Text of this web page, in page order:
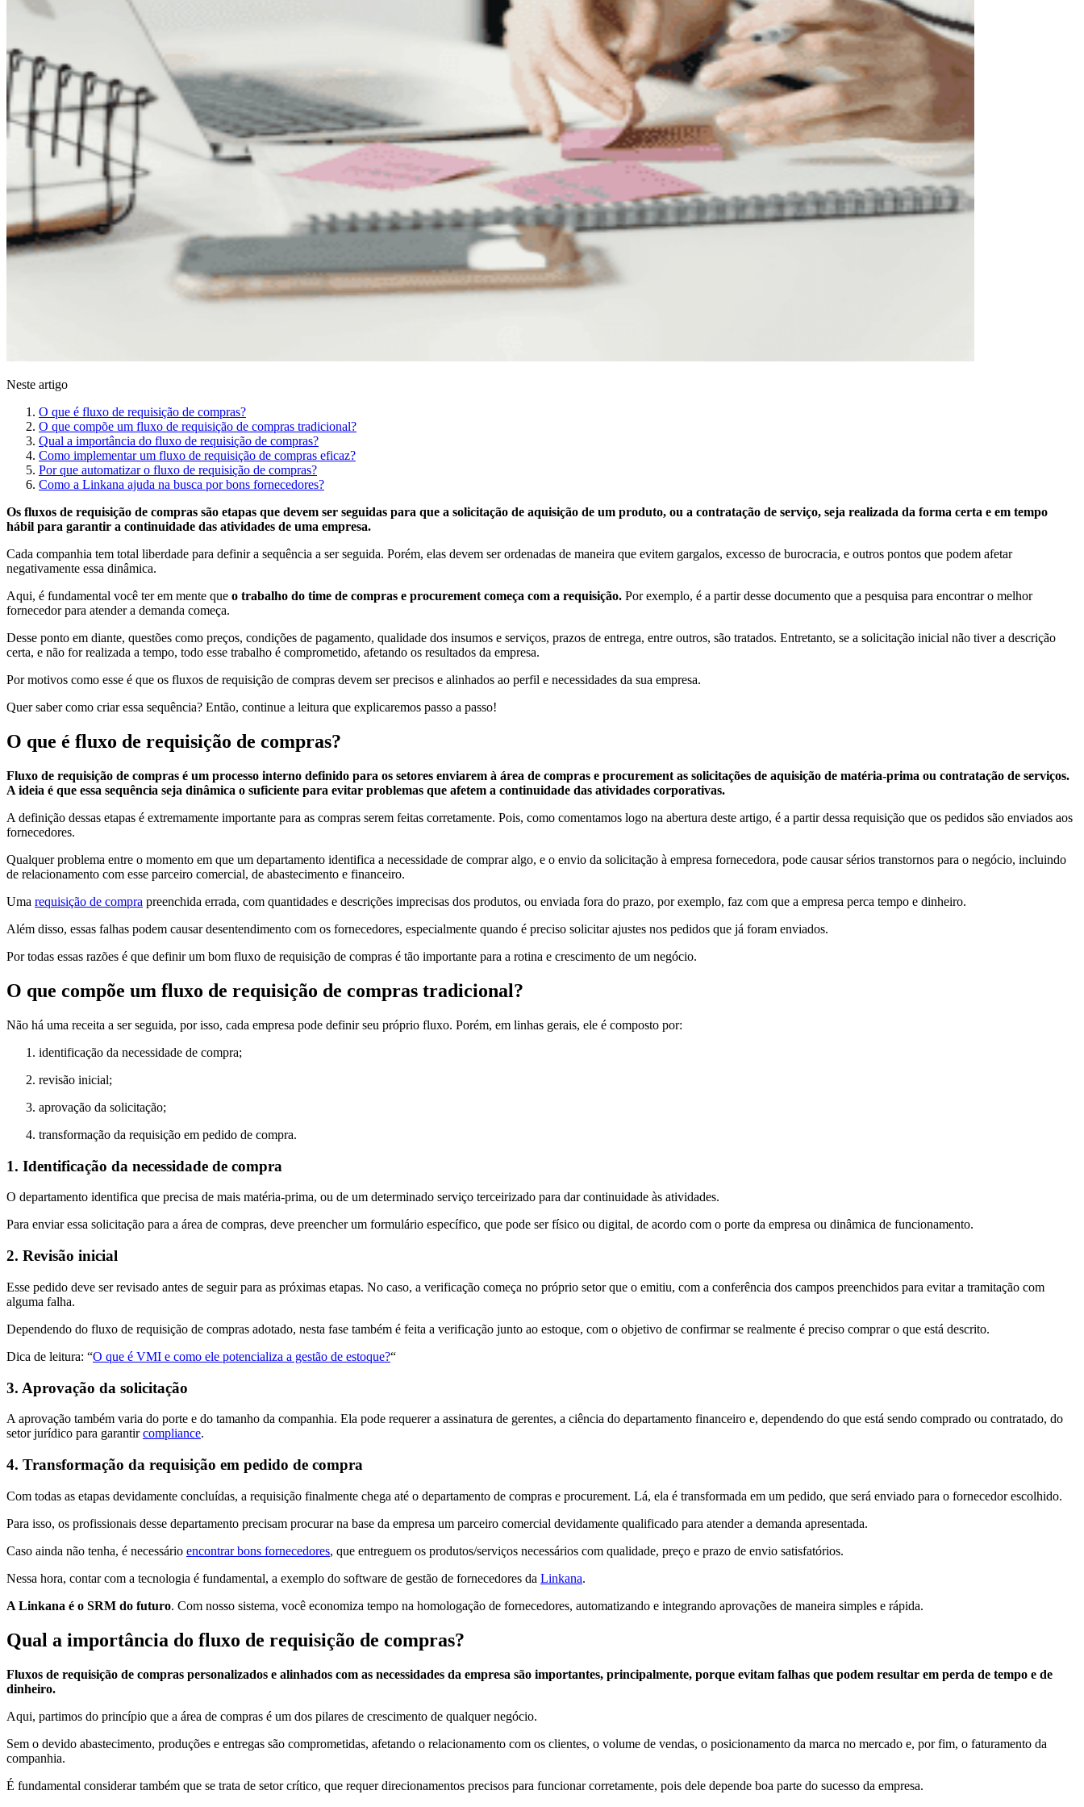
Neste artigo
O que é fluxo de requisição de compras?
O que compõe um fluxo de requisição de compras tradicional?
Qual a importância do fluxo de requisição de compras?
Como implementar um fluxo de requisição de compras eficaz?
Por que automatizar o fluxo de requisição de compras?
Como a Linkana ajuda na busca por bons fornecedores?
Os fluxos de requisição de compras são etapas que devem ser seguidas para que a solicitação de aquisição de um produto, ou a contratação de serviço, seja realizada da forma certa e em tempo
hábil para garantir a continuidade das atividades de uma empresa.
Cada companhia tem total liberdade para definir a sequência a ser seguida. Porém, elas devem ser ordenadas de maneira que evitem gargalos, excesso de burocracia, e outros pontos que podem afetar
negativamente essa dinâmica.
Aqui, é fundamental você ter em mente que o trabalho do time de compras e procurement começa com a requisição. Por exemplo, é a partir desse documento que a pesquisa para encontrar o melhor
fornecedor para atender a demanda começa.
Desse ponto em diante, questões como preços, condições de pagamento, qualidade dos insumos e serviços, prazos de entrega, entre outros, são tratados. Entretanto, se a solicitação inicial não tiver a descrição
certa, e não for realizada a tempo, todo esse trabalho é comprometido, afetando os resultados da empresa.
Por motivos como esse é que os fluxos de requisição de compras devem ser precisos e alinhados ao perfil e necessidades da sua empresa.
Quer saber como criar essa sequência? Então, continue a leitura que explicaremos passo a passo!
O que é fluxo de requisição de compras?
Fluxo de requisição de compras é um processo interno definido para os setores enviarem à área de compras e procurement as solicitações de aquisição de matéria-prima ou contratação de serviços.
A ideia é que essa sequência seja dinâmica o suficiente para evitar problemas que afetem a continuidade das atividades corporativas.
A definição dessas etapas é extremamente importante para as compras serem feitas corretamente. Pois, como comentamos logo na abertura deste artigo, é a partir dessa requisição que os pedidos são enviados aos
fornecedores.
Qualquer problema entre o momento em que um departamento identifica a necessidade de comprar algo, e o envio da solicitação à empresa fornecedora, pode causar sérios transtornos para o negócio, incluindo
de relacionamento com esse parceiro comercial, de abastecimento e financeiro.
Uma requisição de compra preenchida errada, com quantidades e descrições imprecisas dos produtos, ou enviada fora do prazo, por exemplo, faz com que a empresa perca tempo e dinheiro.
Além disso, essas falhas podem causar desentendimento com os fornecedores, especialmente quando é preciso solicitar ajustes nos pedidos que já foram enviados.
Por todas essas razões é que definir um bom fluxo de requisição de compras é tão importante para a rotina e crescimento de um negócio.
O que compõe um fluxo de requisição de compras tradicional?
Não há uma receita a ser seguida, por isso, cada empresa pode definir seu próprio fluxo. Porém, em linhas gerais, ele é composto por:
identificação da necessidade de compra;
revisão inicial;
aprovação da solicitação;
transformação da requisição em pedido de compra.
1. Identificação da necessidade de compra
O departamento identifica que precisa de mais matéria-prima, ou de um determinado serviço terceirizado para dar continuidade às atividades.
Para enviar essa solicitação para a área de compras, deve preencher um formulário específico, que pode ser físico ou digital, de acordo com o porte da empresa ou dinâmica de funcionamento.
2. Revisão inicial
Esse pedido deve ser revisado antes de seguir para as próximas etapas. No caso, a verificação começa no próprio setor que o emitiu, com a conferência dos campos preenchidos para evitar a tramitação com
alguma falha.
Dependendo do fluxo de requisição de compras adotado, nesta fase também é feita a verificação junto ao estoque, com o objetivo de confirmar se realmente é preciso comprar o que está descrito.
Dica de leitura: “O que é VMI e como ele potencializa a gestão de estoque?“
3. Aprovação da solicitação
A aprovação também varia do porte e do tamanho da companhia. Ela pode requerer a assinatura de gerentes, a ciência do departamento financeiro e, dependendo do que está sendo comprado ou contratado, do
setor jurídico para garantircompliance.
4. Transformação da requisição em pedido de compra
Com todas as etapas devidamente concluídas, a requisição finalmente chega até o departamento de compras e procurement. Lá, ela é transformada em um pedido, que será enviado para o fornecedor escolhido.
Para isso, os profissionais desse departamento precisam procurar na base da empresa um parceiro comercial devidamente qualificado para atender a demanda apresentada.
Caso ainda não tenha, é necessário encontrar bons fornecedores, que entreguem os produtos/serviços necessários com qualidade, preço e prazo de envio satisfatórios.
Nessa hora, contar com a tecnologia é fundamental, a exemplo do software de gestão de fornecedores da Linkana.
A Linkana é o SRM do futuro. Com nosso sistema, você economiza tempo na homologação de fornecedores, automatizando e integrando aprovações de maneira simples e rápida.
Qual a importância do fluxo de requisição de compras?
Fluxos de requisição de compras personalizados e alinhados com as necessidades da empresa são importantes, principalmente, porque evitam falhas que podem resultar em perda de tempo e de
dinheiro.
Aqui, partimos do princípio que a área de compras é um dos pilares de crescimento de qualquer negócio.
Sem o devido abastecimento, produções e entregas são comprometidas, afetando o relacionamento com os clientes, o volume de vendas, o posicionamento da marca no mercado e, por fim, o faturamento da
companhia.
É fundamental considerar também que se trata de setor crítico, que requer direcionamentos precisos para funcionar corretamente, pois dele depende boa parte do sucesso da empresa.